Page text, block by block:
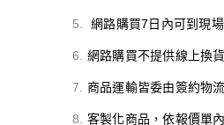
網路購買7日內可到現
網路購買不提供線上換
商品運輸皆委由簽約物
客製化商品，依報價單